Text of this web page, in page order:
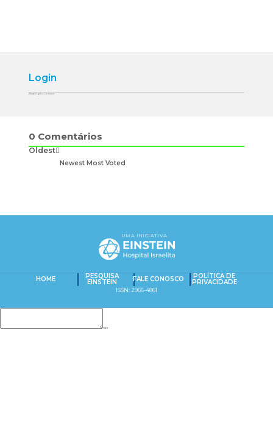
Login
Please login to comment
0 Comentários
Oldest
Newest Most Voted
HOME PESQUISA
EINSTEIN FALE CONOSCO POLÍTICA DE
PRIVACIDADE
ISSN: 2966-4861
UMA INICIATIVA
Insert